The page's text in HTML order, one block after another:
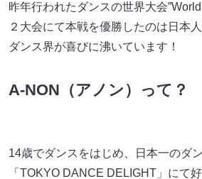
昨年行われたダンスの世界大会
２大会にて本戦を優勝したのは日本人
ダンス界が喜びに沸いています！
A-NON（アノン）って？
14歳でダンスをはじめ、日本一のダ
「TOKYO DANCE DELIGHT」にて